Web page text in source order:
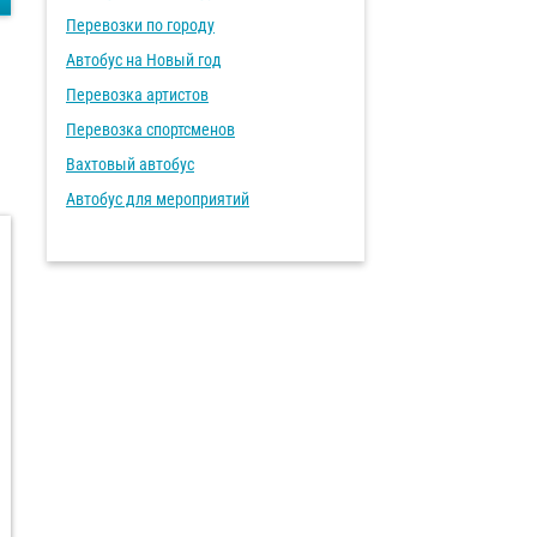
Перевозки по городу
Автобус на Новый год
Перевозка артистов
Перевозка спортсменов
Вахтовый автобус
Автобус для мероприятий